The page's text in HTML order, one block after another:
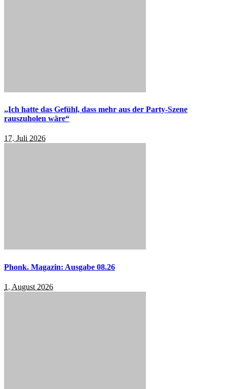
„Ich hatte das Gefühl, dass mehr aus der Party-Szene
rauszuholen wäre“
17. Juli 2026
Phonk. Magazin: Ausgabe 08.26
1. August 2026